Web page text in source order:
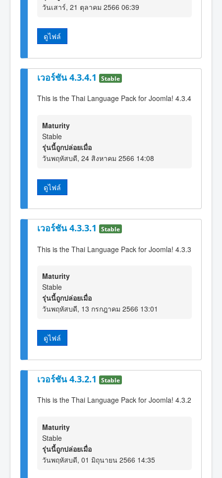
วันเสาร์, 21 ตุลาคม 2566 06:39
ดูไฟล์
เวอร์ชัน 4.3.4.1 Stable
This is the Thai Language Pack for Joomla! 4.3.4
Maturity
Stable
รุ่นนี้ถูกปล่อยเมื่อ
วันพฤหัสบดี, 24 สิงหาคม 2566 14:08
ดูไฟล์
เวอร์ชัน 4.3.3.1 Stable
This is the Thai Language Pack for Joomla! 4.3.3
Maturity
Stable
รุ่นนี้ถูกปล่อยเมื่อ
วันพฤหัสบดี, 13 กรกฎาคม 2566 13:01
ดูไฟล์
เวอร์ชัน 4.3.2.1 Stable
This is the Thai Language Pack for Joomla! 4.3.2
Maturity
Stable
รุ่นนี้ถูกปล่อยเมื่อ
วันพฤหัสบดี, 01 มิถุนายน 2566 14:35